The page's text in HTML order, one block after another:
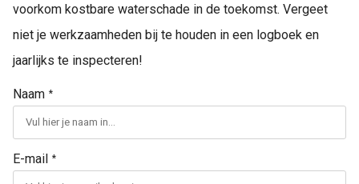
voorkom kostbare waterschade in de toekomst. Vergeet
niet je werkzaamheden bij te houden in een logboek en
jaarlijks te inspecteren!
Naam *
E-mail *